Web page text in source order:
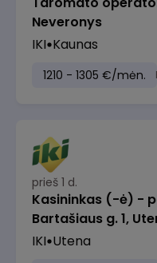
Neveronys
IKI Kaunas
1210 - 1305 €/mėn.
prieš 1 d.
Kasininkas (-ė) -
Bartašiaus g. 1,
IKI Utena